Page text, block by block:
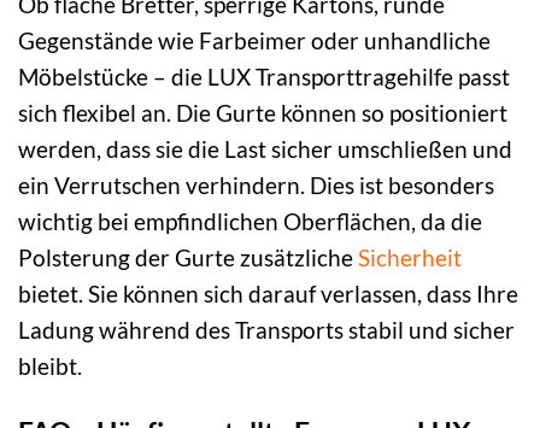
Gegenstände wie Farbeimer oder unhandliche
Möbelstücke – die LUX Transporttragehilfe passt
sich flexibel an. Die Gurte können so positioniert
werden, dass sie die Last sicher umschließen und
ein Verrutschen verhindern. Dies ist besonders
wichtig bei empfindlichen Oberflächen, da die
Polsterung der Gurte zusätzlicheSicherheit
bietet. Sie können sich darauf verlassen, dass Ihre
Ladung während des Transports stabil und sicher
bleibt.